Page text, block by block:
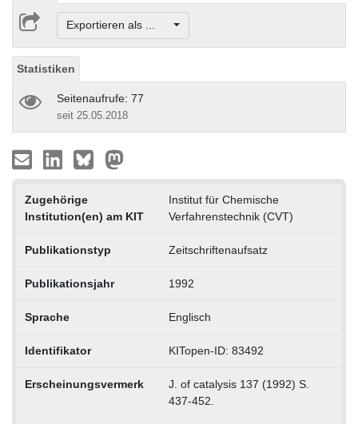
Exportieren als ...
Statistiken
Seitenaufrufe: 77
seit 25.05.2018
Zugehörige
Institution(en) am KIT
Institut für Chemische
Verfahrenstechnik (CVT)
Publikationstyp Zeitschriftenaufsatz
Publikationsjahr 1992
Sprache Englisch
Identifikator KITopen-ID: 83492
Erscheinungsvermerk
J. of catalysis 137 (1992) S.
437-452.